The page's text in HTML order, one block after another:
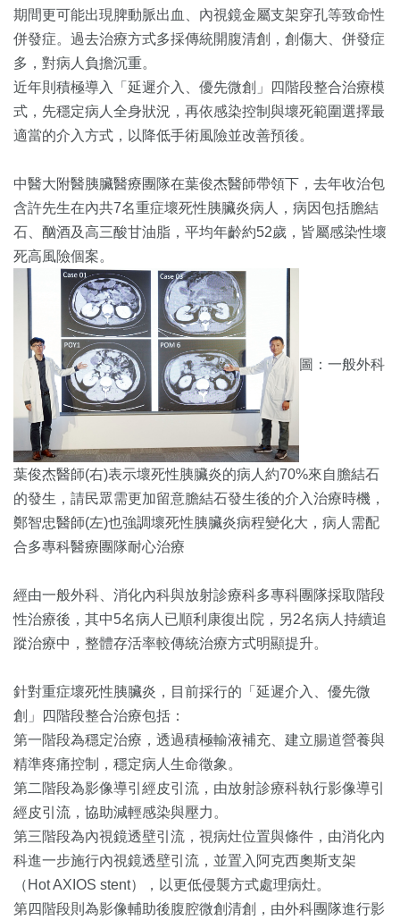
期間更可能出現脾動脈出血、內視鏡金屬支架穿孔等致命性
併發症。過去治療方式多採傳統開腹清創，創傷大、併發症
多，對病人負擔沉重。
近年則積極導入「延遲介入、優先微創」四階段整合治療模
式，先穩定病人全身狀況，再依感染控制與壞死範圍選擇最
適當的介入方式，以降低手術風險並改善預後。
中醫大附醫胰臟醫療團隊在葉俊杰醫師帶領下，去年收治包
含許先生在內共7名重症壞死性胰臟炎病人，病因包括膽結
石、酗酒及高三酸甘油脂，平均年齡約52歲，皆屬感染性壞
死高風險個案。
圖：一般外科
葉俊杰醫師(右)表示壞死性胰臟炎的病人約70%來自膽結石
的發生，請民眾需更加留意膽結石發生後的介入治療時機，
鄭智忠醫師(左)也強調壞死性胰臟炎病程變化大，病人需配
合多專科醫療團隊耐心治療
經由一般外科、消化內科與放射診療科多專科團隊採取階段
性治療後，其中5名病人已順利康復出院，另2名病人持續追
蹤治療中，整體存活率較傳統治療方式明顯提升。
針對重症壞死性胰臟炎，目前採行的「延遲介入、優先微
創」四階段整合治療包括：
第一階段為穩定治療，透過積極輸液補充、建立腸道營養與
精準疼痛控制，穩定病人生命徵象。
第二階段為影像導引經皮引流，由放射診療科執行影像導引
經皮引流，協助減輕感染與壓力。
第三階段為內視鏡透壁引流，視病灶位置與條件，由消化內
科進一步施行內視鏡透壁引流，並置入阿克西奧斯支架
（Hot AXIOS stent），以更低侵襲方式處理病灶。
第四階段則為影像輔助後腹腔微創清創，由外科團隊進行影